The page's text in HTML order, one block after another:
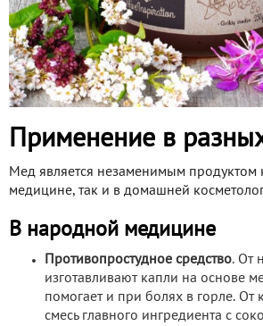
Применение в
Мед является незаменимым продуктом
медицине, так и в домашней
В народной медицине
Противопростудное средство. От
изготавливают капли на основе
помогает и при болях в горле. От
смесь главного ингредиента с